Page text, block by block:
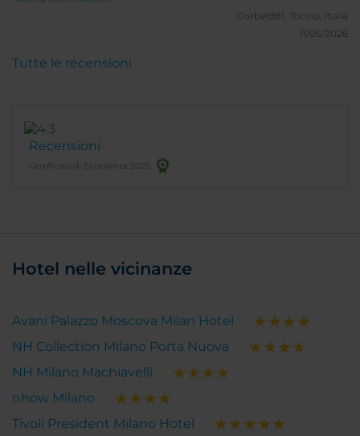
svariate linee S), camere pulite e dotate di ogni
comfort, colazione superlativa, personale cordiale e
Corbeld81. Torino, Italia
11/05/2026
Recensioni
Certificato di Eccellenza 2025
Tutte le recensioni
Hotel nelle vicinanze
Avani Palazzo Moscova Milan Hotel
NH Collection Milano Porta Nuova
NH Milano Machiavelli
nhow Milano
Tivoli President Milano Hotel